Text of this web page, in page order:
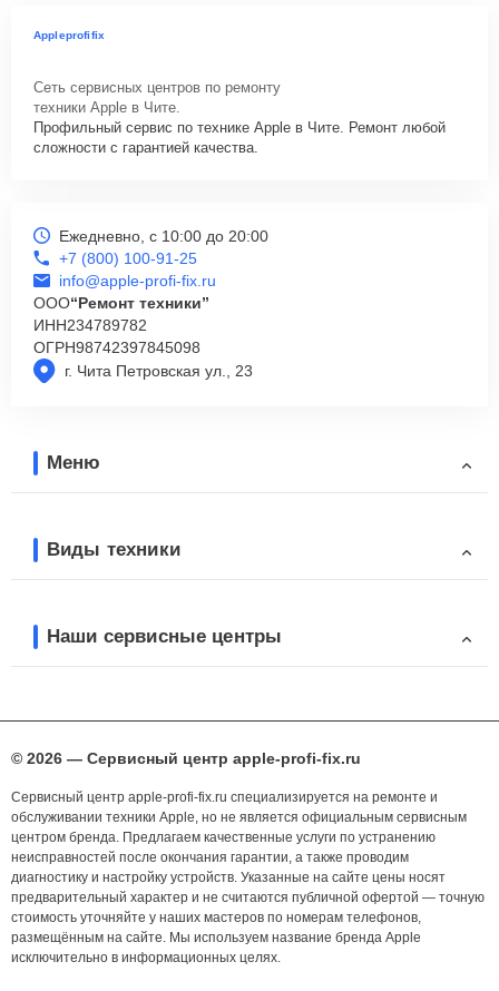
Appleprofifix
Сеть сервисных центров по ремонту
техники Apple в Чите.
Профильный сервис по технике Apple в Чите. Ремонт любой
сложности с гарантией качества.
г. Чита Петровская ул., 23
Ежедневно, с 10:00 до 20:00
+7 (800) 100-91-25
info@apple-profi-fix.ru
ООО“Ремонт техники”
ИНН234789782
ОГРН98742397845098
Меню
Виды техники
Наши сервисные центры
© 2026 — Сервисный центр apple-profi-fix.ru
Сервисный центр apple-profi-fix.ru специализируется на ремонте и
обслуживании техники Apple, но не является официальным сервисным
центром бренда. Предлагаем качественные услуги по устранению
неисправностей после окончания гарантии, а также проводим
диагностику и настройку устройств. Указанные на сайте цены носят
предварительный характер и не считаются публичной офертой — точную
стоимость уточняйте у наших мастеров по номерам телефонов,
размещённым на сайте. Мы используем название бренда Apple
исключительно в информационных целях.